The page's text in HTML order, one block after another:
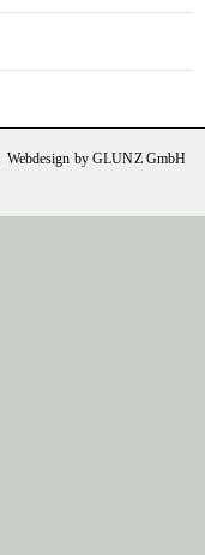
Webdesign by GLUNZ GmbH